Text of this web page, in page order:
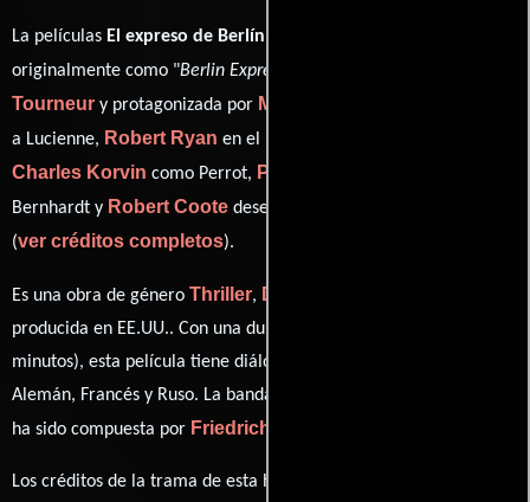
La películas El expreso de Berlín
originalmente como "Berlin Express
Tourneur y protagonizada por Merle Oberon
a Lucienne, Robert Ryan en el papel de Robert Lindley,
Charles Korvin como Perrot, Paul Lukas
Bernhardt y Robert Coote desempeñando el papel de Sterling
(ver créditos completos).
Es una obra de género Thriller, Drama
producida en EE.UU.. Con una duración de 01 hr 27 min (87
minutos), esta película tiene diálogos originales en
Alemán, Francés y Ruso. La banda sonora para esta producción
ha sido compuesta por Friedrich Hollaender
Los créditos de la trama de esta historia están divididos entre